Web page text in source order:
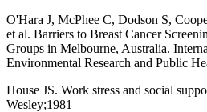
O'Hara J, McPhee C, Dodson S,
et al. Barriers to Breast Cancer
Groups in Melbourne, Australia.
Environmental Research and Public
House JS. Work stress and social
Wesley;1981